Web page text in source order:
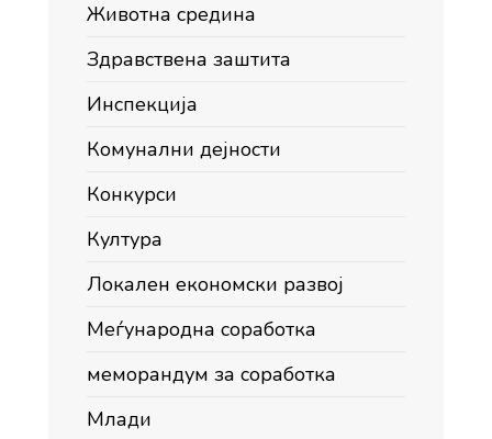
Животна средина
Здравствена заштита
Инспекција
Комунални дејности
Конкурси
Култура
Локален економски развој
Меѓународна соработка
меморандум за соработка
Млади